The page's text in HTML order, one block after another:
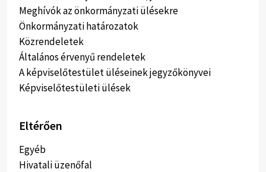
Meghívók az önkormányzati ülésekre
Önkormányzati határozatok
Közrendeletek
Általános érvenyű rendeletek
A képviselőtestület üléseinek jegyzőkönyvei
Képviselőtestületi ülések
Eltérően
Egyéb
Hivatali üzenőfal